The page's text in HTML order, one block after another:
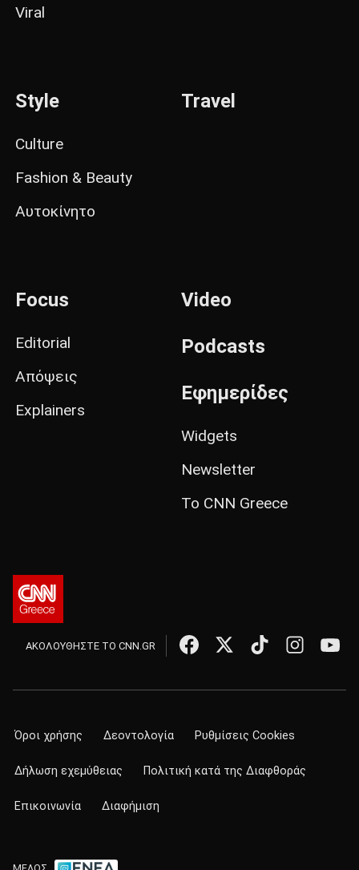
Viral
Style
Culture
Fashion & Beauty
Αυτοκίνητο
Travel
Focus
Editorial
Απόψεις
Explainers
Video
Podcasts
Εφημερίδες
Widgets
Newsletter
Το CNN Greece
ΑΚΟΛΟΥΘΗΣΤΕ ΤΟ CNN.GR
Όροι χρήσης Δεοντολογία Ρυθμίσεις Cookies
Δήλωση εχεμύθειας Πολιτική κατά της Διαφθοράς
Επικοινωνία Διαφήμιση